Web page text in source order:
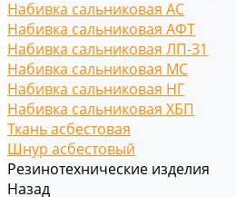
Набивка сальниковая АС
Набивка сальниковая АФТ
Набивка сальниковая ЛП-31
Набивка сальниковая МС
Набивка сальниковая НГ
Набивка сальниковая ХБП
Ткань асбестовая
Шнур асбестовый
Резинотехнические изделия
Назад